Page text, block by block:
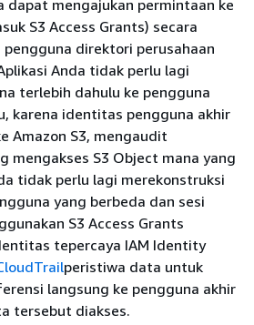
dapat mengajukan permintaan ke
S3 Access Grants) secara
direktori perusahaan
Anda tidak perlu lagi
terlebih dahulu ke pengguna
karena identitas pengguna akhir
Amazon S3, mengaudit
mengakses S3 Object mana yang
tidak perlu lagi merekonstruksi
yang berbeda dan sesi
S3 Access Grants
tepercaya IAM Identity
peristiwa data untuk
langsung ke pengguna akhir
tersebut diakses.